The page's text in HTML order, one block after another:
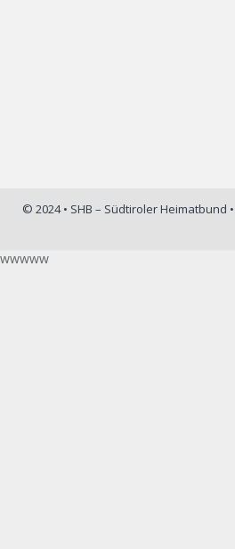
© 2024 • SHB – Südtiroler Heimatbund
wwwww